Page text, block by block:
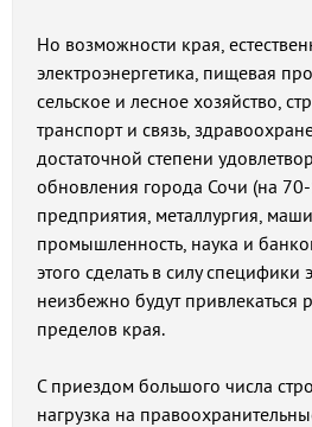
Но возможности края,
электроэнергетика, пищевая
сельское и лесное хозяйство,
транспорт и связь,
достаточной степени
обновления города Сочи (на
предприятия, металлургия,
промышленность, наука и
этого сделать в силу
неизбежно будут привлекаться
пределов края.
С приездом большого числа
нагрузка на